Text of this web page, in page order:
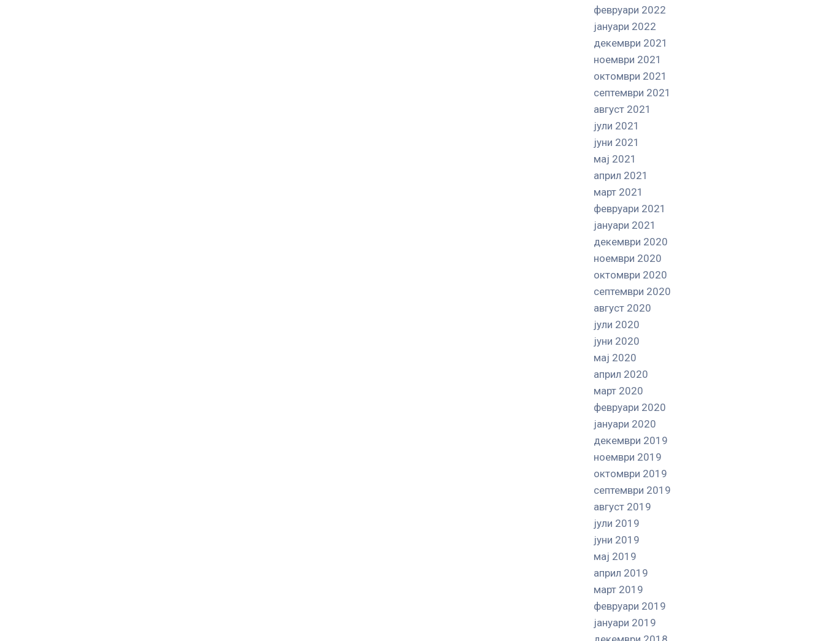
февруари 2022
јануари 2022
декември 2021
ноември 2021
октомври 2021
септември 2021
август 2021
јули 2021
јуни 2021
мај 2021
април 2021
март 2021
февруари 2021
јануари 2021
декември 2020
ноември 2020
октомври 2020
септември 2020
август 2020
јули 2020
јуни 2020
мај 2020
април 2020
март 2020
февруари 2020
јануари 2020
декември 2019
ноември 2019
октомври 2019
септември 2019
август 2019
јули 2019
јуни 2019
мај 2019
април 2019
март 2019
февруари 2019
јануари 2019